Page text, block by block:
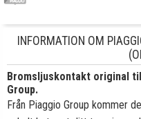
INFORMATION OM
Bromsljuskontakt original
Group.
Från Piaggio Group kommer